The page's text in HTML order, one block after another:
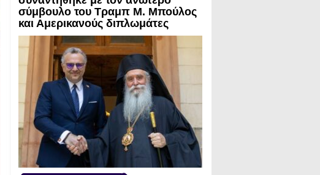
σύμβουλο του Τραμπ Μ. Μπούλος
και Αμερικανούς διπλωμάτες